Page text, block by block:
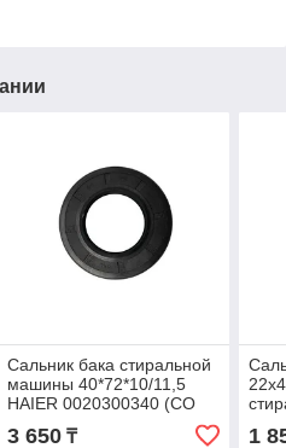
Сальник бака стиральной
машины 40*72*10/11,5
HAIER 0020300340 (СО
СМАЗКОЙ)
3 650₸ 1